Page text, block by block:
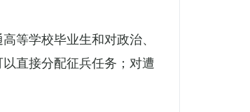
等学校毕业生和对政治、
直接分配征兵任务；对遭